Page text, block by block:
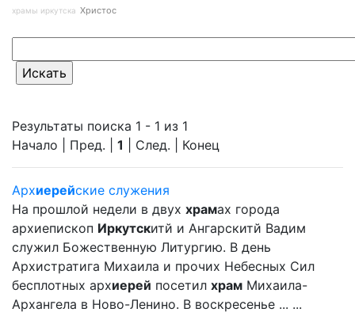
храмы иркутска Христос
Результаты поиска 1 - 1 из 1
Начало | Пред. | 1 | След. | Конец
Архиерейские служения
На прошлой недели в двух храмах города
архиепископ Иркутскитй и Ангарскитй Вадим
служил Божественную Литургию. В день
Архистратига Михаила и прочих Небесных Сил
бесплотных архиерей посетил храм Михаила-
Архангела в Ново-Ленино. В воскресенье ... ...